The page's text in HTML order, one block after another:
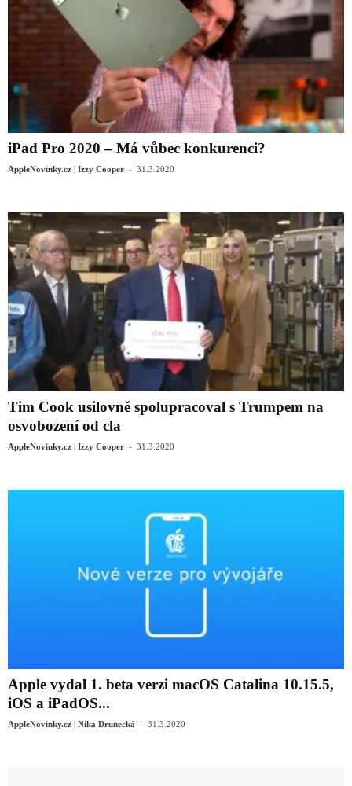
iPad Pro 2020 – Má vůbec konkurenci?
AppleNovinky.cz | Izzy Cooper - 31.3.2020
Tim Cook usilovně spolupracoval s Trumpem na
osvobození od cla
AppleNovinky.cz | Izzy Cooper - 31.3.2020
Apple vydal 1. beta verzi macOS Catalina 10.15.5,
iOS a iPadOS...
AppleNovinky.cz | Nika Drunecká - 31.3.2020